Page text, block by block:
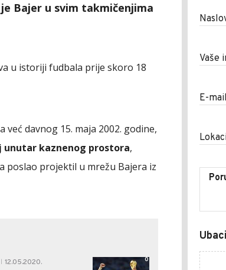
Bajer u svim takmičenjima
u istoriji fudbala prije skoro 18
davnog 15. maja 2002. godine,
kaznenog prostora,
poslao projektil u mrežu Bajera iz
12.05.2020.
0
Vaše
E-mail